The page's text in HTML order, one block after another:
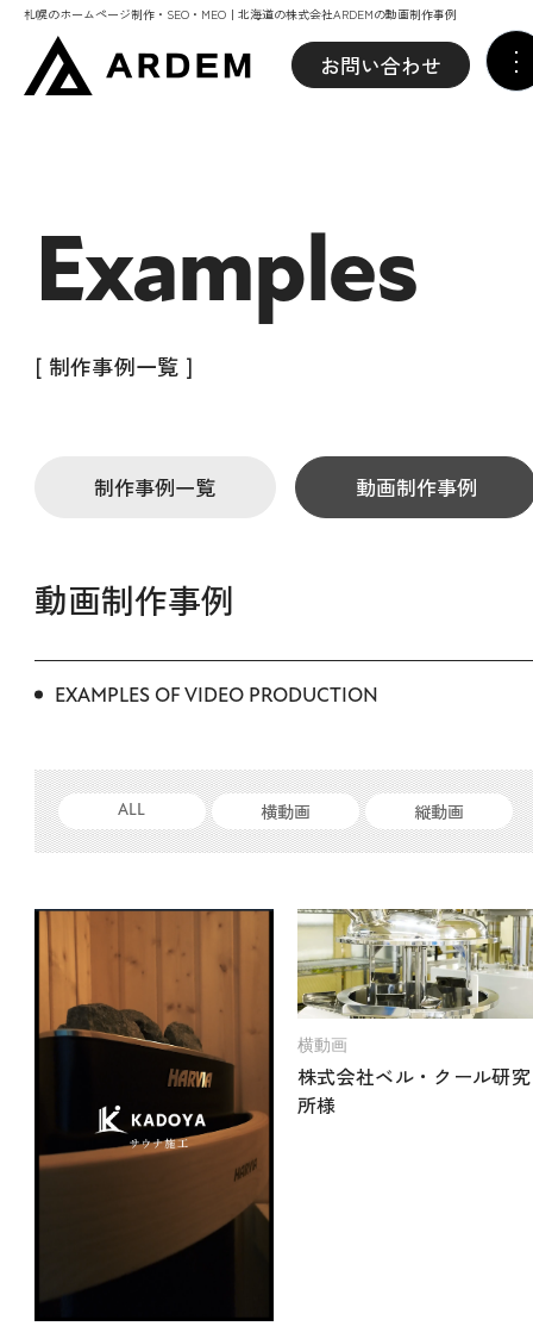
札幌のホームページ制作・SEO・MEO｜北海道の株式会社ARDEMの動画制作事例
お問い合わせ
Examples
[ 制作事例一覧 ]
制作事例一覧 動画制作事例
動画制作事例
EXAMPLES OF VIDEO PRODUCTION
ALL 横動画 縦動画
横動画
株式会社ベル・クール研究
所様